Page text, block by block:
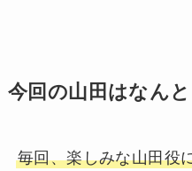
今回の山田はなんと
毎回、楽しみな山田役